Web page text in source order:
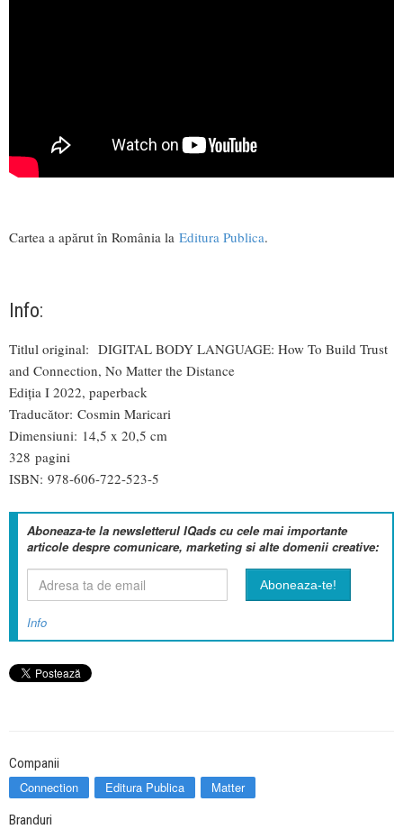
Cartea a apărut în România la Editura Publica.
Info:
Titlul original: DIGITAL BODY LANGUAGE: How To Build Trust
and Connection, No Matter the Distance
Ediția I 2022, paperback
Traducător: Cosmin Maricari
Dimensiuni: 14,5 x 20,5 cm
328 pagini
ISBN: 978-606-722-523-5
Aboneaza-te la newsletterul IQads cu cele mai importante
articole despre comunicare, marketing si alte domenii creative:
Info
Companii
Connection Editura Publica Matter
Branduri